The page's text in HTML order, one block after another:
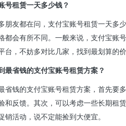
号租赁一天多少钱？
朋友都在问，支付宝账号租赁一天多
都会有所不同。一般来说，支付宝账
台，不妨多对比几家，找到最划算的价
最省钱的支付宝账号租赁方案？
省钱的支付宝账号租赁方案，首先要
和反馈。其次，可以考虑一些长期租
销活动，说不定能捡到大便宜。